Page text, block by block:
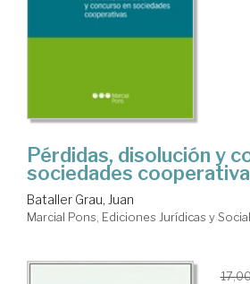
Pérdidas, disolución y
sociedades
Bataller Grau, Juan
Marcial Pons, Ediciones Jurídicas y